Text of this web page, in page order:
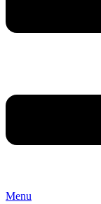
Menu